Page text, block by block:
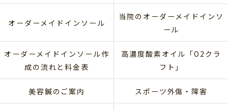
オーダーメイドインソール
当院のオーダーメイドインソ
ール
オーダーメイドインソール作
成の流れと料金表
高濃度酸素オイル「O2クラ
フト」
美容鍼のご案内 スポーツ外傷・障害